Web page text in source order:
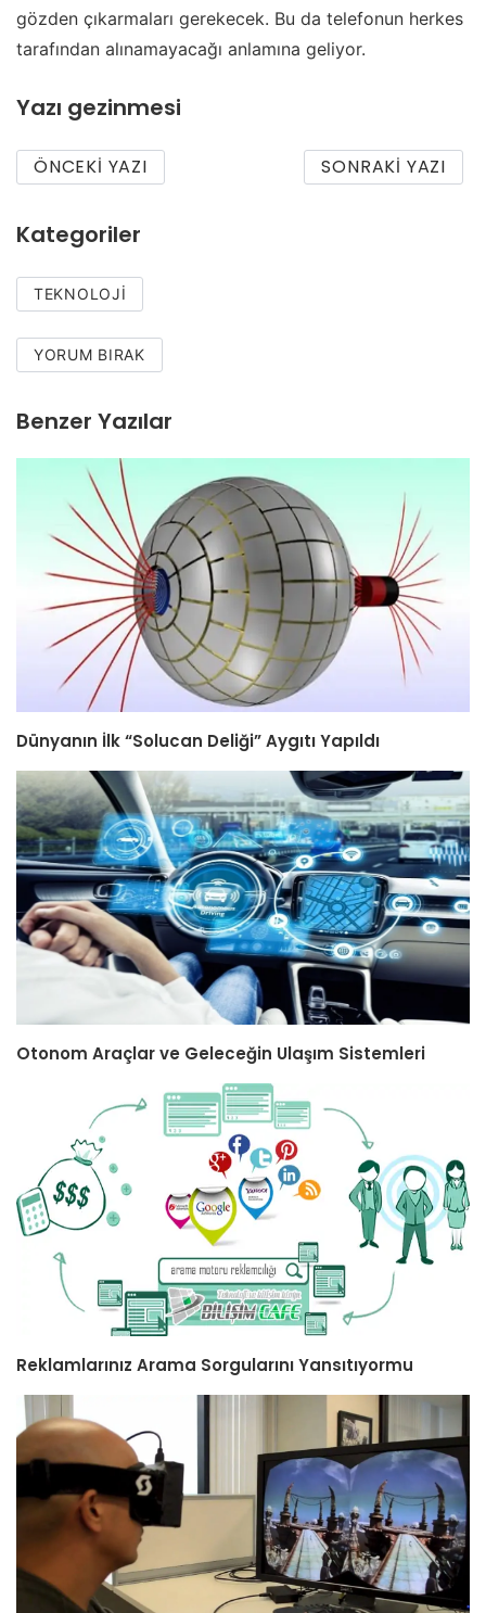
gözden çıkarmaları gerekecek. Bu da telefonun herkes
tarafından alınamayacağı anlamına geliyor.
Yazı gezinmesi
ÖNCEKI YAZI SONRAKI YAZI
Kategoriler
TEKNOLOJI
YORUM BIRAK
Benzer Yazılar
Dünyanın İlk “Solucan Deliği” Aygıtı Yapıldı
Otonom Araçlar ve Geleceğin Ulaşım Sistemleri
Reklamlarınız Arama Sorgularını Yansıtıyormu